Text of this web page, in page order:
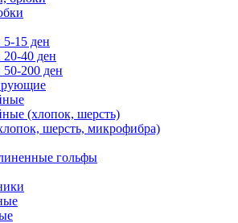
5-15 ден
20-40 ден
200 ден
(хлопок, шерсть)
шерсть, микрофибра)
гольфы